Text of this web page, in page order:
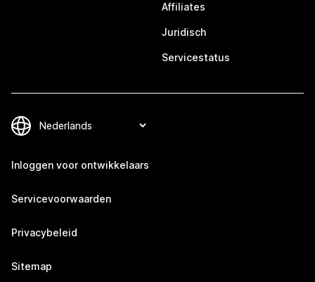
Affiliates
Juridisch
Servicestatus
Inloggen voor ontwikkelaars
Servicevoorwaarden
Privacybeleid
Sitemap